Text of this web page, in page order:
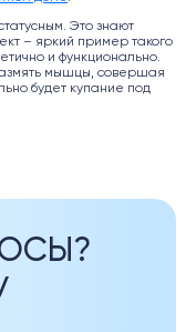
Это знают
– яркий пример такого
и функционально.
мышцы, совершая
будет купание под